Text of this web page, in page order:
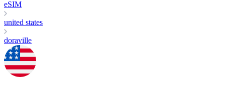
eSIM
united states
doraville